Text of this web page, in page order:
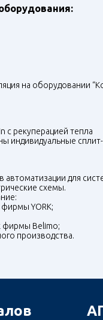
на оборудовании
с рекуперацией тепла
индивидуальные
для
схемы.
YORK;
фирмы Belimo;
производства.